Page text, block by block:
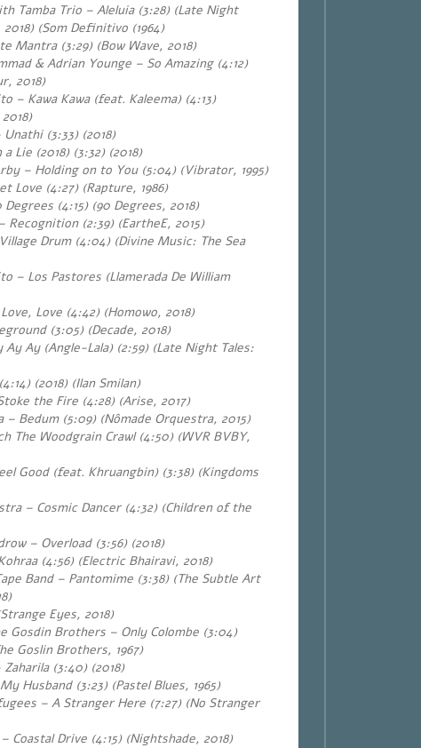
Tamba Trio – Aleluia (3:28) (Late Night
2018) (Som Definitivo (1964)
Mantra (3:29) (Bow Wave, 2018)
& Adrian Younge – So Amazing (4:12)
2018)
– Kawa Kawa (feat. Kaleema) (4:13)
(3:33) (2018)
Lie (2018) (3:32) (2018)
– Holding on to You (5:04) (Vibrator, 1995)
Love (4:27)(Rapture, 1986)
Degrees (4:15) (90 Degrees, 2018)
Recognition (2:39) (EartheE, 2015)
Drum (4:04) (Divine Music: The Sea
– Los Pastores (Llamerada De William
Love (4:42) (Homowo, 2018)
(3:05) (Decade, 2018)
Ay Ay (Angle-Lala) (2:59) (Late Night Tales:
(2018) (Ilan Smilan)
the Fire (4:28) (Arise, 2017)
– Bedum (5:09) (Nômade Orquestra, 2015)
The Woodgrain Crawl (4:50) (WVR BVBY,
Good (feat. Khruangbin) (3:38)(Kingdoms
– Cosmic Dancer (4:32) (Children of the
– Overload (3:56) (2018)
(4:56) (Electric Bhairavi, 2018)
Band – Pantomime (3:38) (The Subtle Art
Eyes, 2018)
Gosdin Brothers – Only Colombe (3:04)
Goslin Brothers, 1967)
(3:40) (2018)
Husband (3:23) (Pastel Blues, 1965)
– A Stranger Here (7:27) (No Stranger
Coastal Drive (4:15) (Nightshade, 2018)